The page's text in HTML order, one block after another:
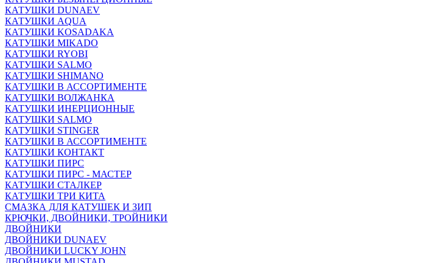
КАТУШКИ DUNAEV
КАТУШКИ AQUA
КАТУШКИ KOSADAKA
КАТУШКИ MIKADO
КАТУШКИ RYOBI
КАТУШКИ SALMO
КАТУШКИ SHIMANO
КАТУШКИ В АССОРТИМЕНТЕ
КАТУШКИ ВОЛЖАНКА
КАТУШКИ ИНЕРЦИОННЫЕ
КАТУШКИ SALMO
КАТУШКИ STINGER
КАТУШКИ В АССОРТИМЕНТЕ
КАТУШКИ КОНТАКТ
КАТУШКИ ПИРС
КАТУШКИ ПИРС - МАСТЕР
КАТУШКИ СТАЛКЕР
КАТУШКИ ТРИ КИТА
СМАЗКА ДЛЯ КАТУШЕК И ЗИП
КРЮЧКИ, ДВОЙНИКИ, ТРОЙНИКИ
ДВОЙНИКИ
ДВОЙНИКИ DUNAEV
ДВОЙНИКИ LUCKY JOHN